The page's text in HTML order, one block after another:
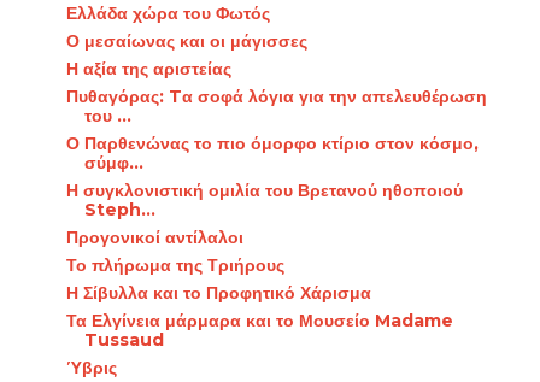
Ελλάδα χώρα του Φωτός
Ο μεσαίωνας και οι μάγισσες
Η αξία της αριστείας
Πυθαγόρας: Tα σοφά λόγια για την απελευθέρωση
του ...
Ο Παρθενώνας το πιο όμορφο κτίριο στον κόσμο,
σύμφ...
Η συγκλονιστική ομιλία του Βρετανού ηθοποιού
Steph...
Προγονικοί αντίλαλοι
Το πλήρωμα της Τριήρους
Η Σίβυλλα και το Προφητικό Χάρισμα
Τα Ελγίνεια μάρμαρα και το Μουσείο Madame
Tussaud
Ύβρις